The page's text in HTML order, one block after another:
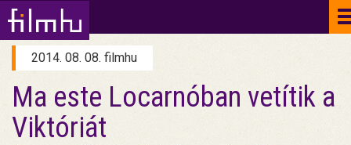
2014. 08. 08. filmhu
Ma este Locarnóban vetítik a
Viktóriát